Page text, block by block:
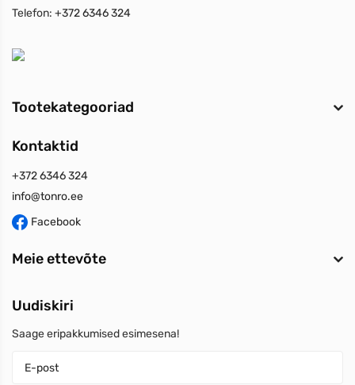
Telefon: +372 6346 324
Tootekategooriad
Kontaktid
+372 6346 324
info@tonro.ee
Facebook
Meie ettevõte
Uudiskiri
Saage eripakkumised esimesena!